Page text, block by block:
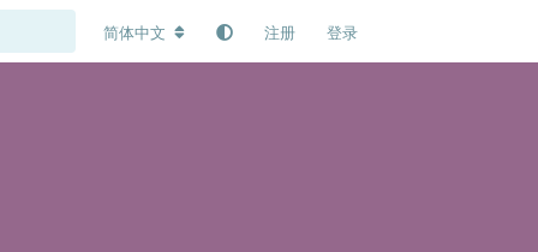
简体中文 注册 登录